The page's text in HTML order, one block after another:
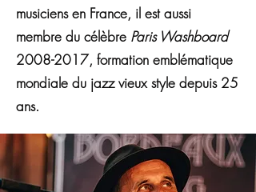
musiciens en France, il est aussi
membre du célèbre Paris Washboard
2008-2017, formation emblématique
mondiale du jazz vieux style depuis 25
ans.